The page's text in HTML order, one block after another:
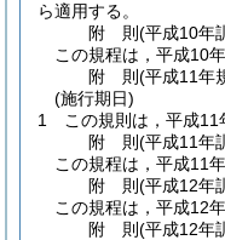
ら適用する。
附 則(平成10年
この規程は，平成10
附 則(平成11年
(施行期日)
1
この規則は，平成11
附 則(平成11年
この規程は，平成11
附 則(平成12年
この規程は，平成12
附 則(平成12年